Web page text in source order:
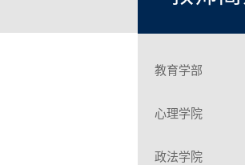
教育学部
心理学院
政法学院